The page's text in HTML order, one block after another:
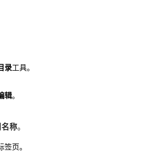
录工具。
辑。
称。
签页。